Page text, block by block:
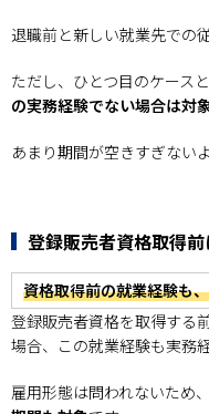
退職前と新しい就業先での
ただし、ひとつ目のケースと
の実務経験でない場合は対
あまり期間が空きすぎない
登録販売者資格取得
資格取得前の就業経験も
登録販売者資格を取得する
場合、この就業経験も実務
雇用形態は問われないため、